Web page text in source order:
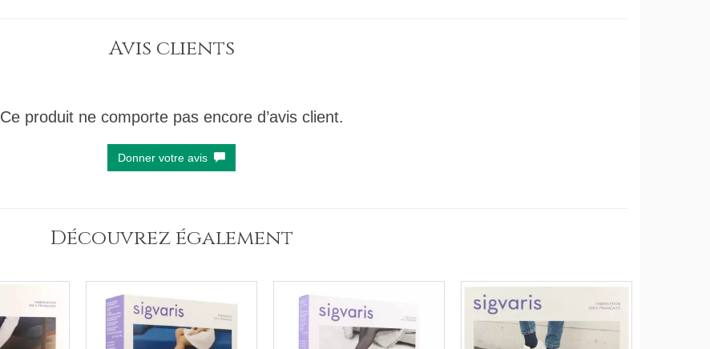
Avis clients
Ce produit ne comporte pas encore d’avis client.
Donner votre avis
Découvrez également